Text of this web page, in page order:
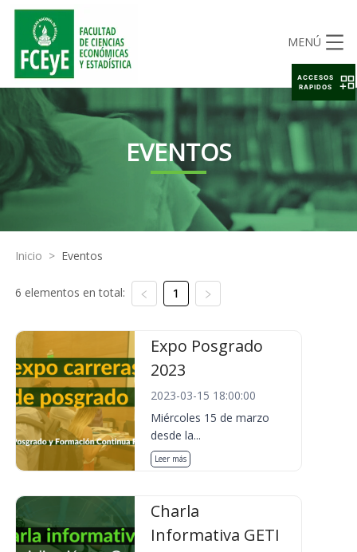
MENÚ
EVENTOS
Inicio > Eventos
6 elementos en total: 1
Expo Posgrado
2023
2023-03-15 18:00:00
Miércoles 15 de marzo
desde la...
Leer más
Charla
Informativa GETI
ACCESOS
RAPIDOS